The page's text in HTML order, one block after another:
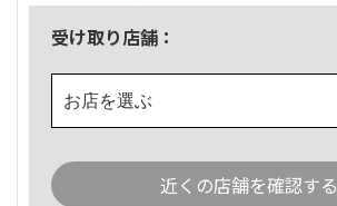
受け取り店舗：
お店を選ぶ
近くの店舗を確認する